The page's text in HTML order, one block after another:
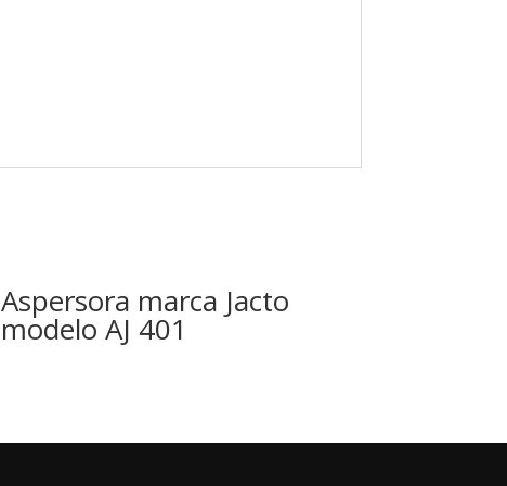
Aspersora marca Jacto
modelo AJ 401